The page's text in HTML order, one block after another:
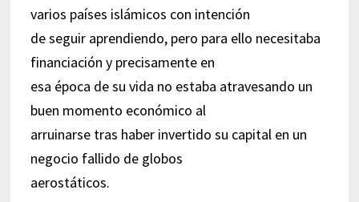
varios países islámicos con intención
de seguir aprendiendo, pero para ello necesitaba
financiación y precisamente en
esa época de su vida no estaba atravesando un
buen momento económico al
arruinarse tras haber invertido su capital en un
negocio fallido de globos
aerostáticos.